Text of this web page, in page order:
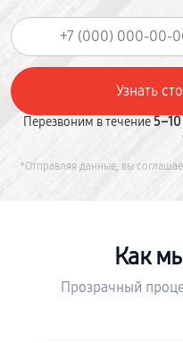
Перезвоним в течение
*Отправляя данные, вы
Как
Прозрачный